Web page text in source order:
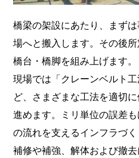
橋梁の架設にあたり、まず
場へと搬入します。その後
橋台・橋脚を組み上げます。
現場では「クレーンベルト
ど、さまざまな工法を適切
進めます。ミリ単位の誤差
の流れを支えるインフラづく
補修や補強、解体および撤